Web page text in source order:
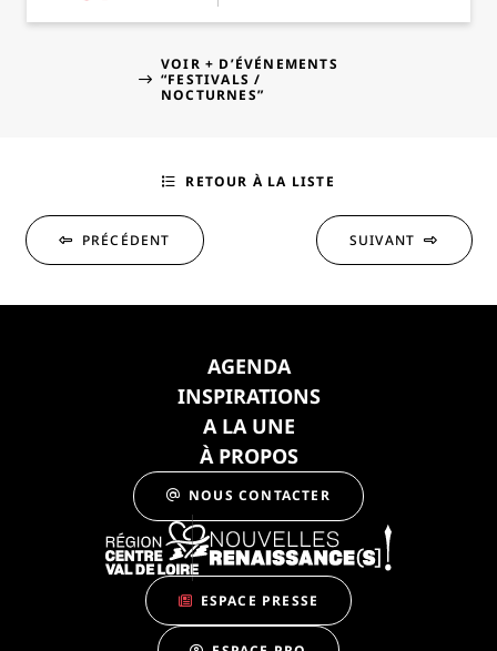
VOIR + D’ÉVÉNEMENTS
“FESTIVALS /
NOCTURNES”
PRÉCÉDENT
RETOUR À LA LISTE
SUIVANT
AGENDA
INSPIRATIONS
A LA UNE
À PROPOS
NOUS CONTACTER
ESPACE PRESSE